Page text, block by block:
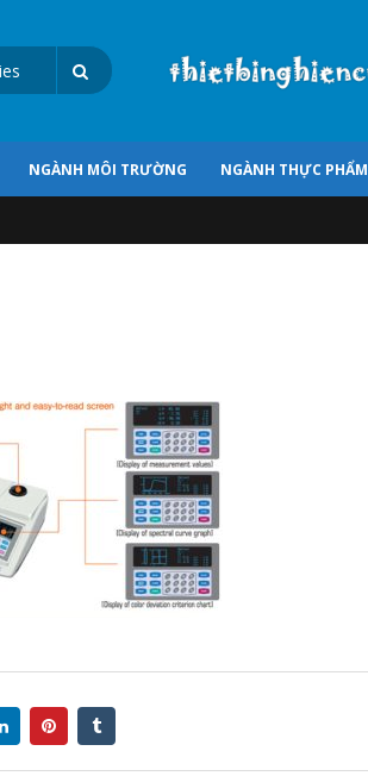
NGÀNH MÔI TRƯỜNG NGÀNH THỰC PHẨM